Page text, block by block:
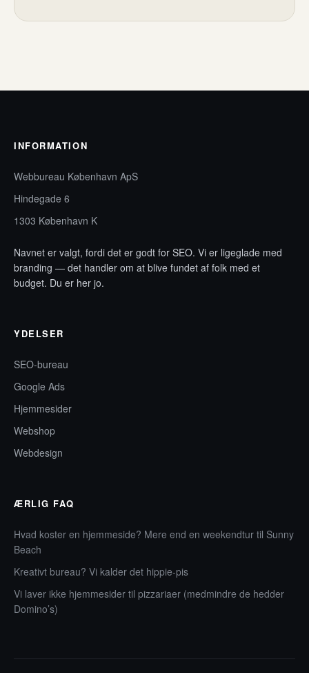
INFORMATION
Webbureau København ApS
Hindegade 6
1303 København K
Navnet er valgt, fordi det er godt for SEO. Vi er ligeglade med
branding — det handler om at blive fundet af folk med et
budget. Du er her jo.
YDELSER
SEO-bureau
Google Ads
Hjemmesider
Webshop
Webdesign
ÆRLIG FAQ
Hvad koster en hjemmeside? Mere end en weekendtur til Sunny
Beach
Kreativt bureau? Vi kalder det hippie-pis
Vi laver ikke hjemmesider til pizzariaer (medmindre de hedder
Domino’s)